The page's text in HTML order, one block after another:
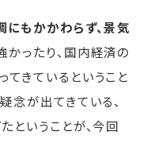
にもかかわらず、景気
かったり、国内経済の
きているということ
念が出てきている、
ということが、今回